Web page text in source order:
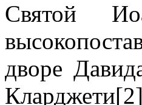
Святой
дворе
Кларджети[2]